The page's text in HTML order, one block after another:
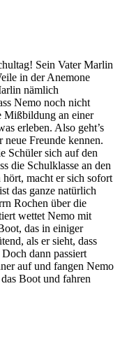
Sein Vater Marlin
in der Anemone
nämlich
Nemo noch nicht
Mißbildung an einer
erleben. Also geht’s
Freunde kennen.
Schüler sich auf den
die Schulklasse an den
macht er sich sofort
das ganze natürlich
Rochen über die
wettet Nemo mit
das in einiger
als er sieht, dass
dann passiert
auf und fangen Nemo
Boot und fahren